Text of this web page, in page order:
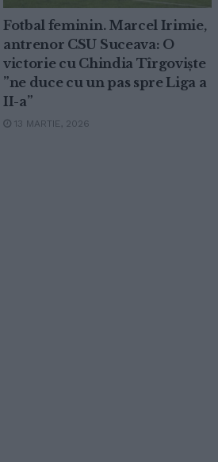
Fotbal feminin. Marcel Irimie,
antrenor CSU Suceava: O
victorie cu Chindia Tîrgoviște
”ne duce cu un pas spre Liga a
II-a”
13 MARTIE, 2026